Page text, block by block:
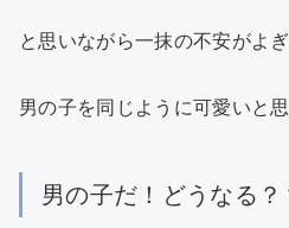
と思いながら一抹の不安がよぎ
男の子を同じように可愛いと
男の子だ！どうなる？